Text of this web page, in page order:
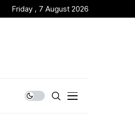
Friday , 7 August 2026